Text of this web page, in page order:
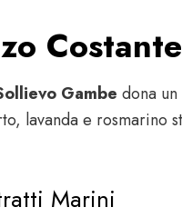
Gambe dona
lavanda e rosmarino
Marini